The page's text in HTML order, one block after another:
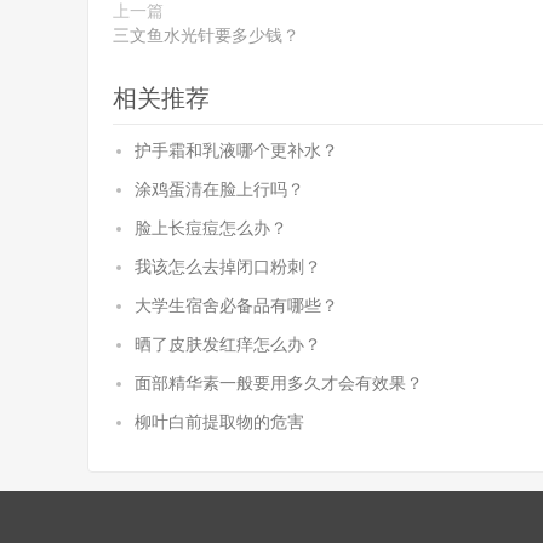
上一篇
三文鱼水光针要多少钱？
相关推荐
护手霜和乳液哪个更补水？
涂鸡蛋清在脸上行吗？
脸上长痘痘怎么办？
我该怎么去掉闭口粉刺？
大学生宿舍必备品有哪些？
晒了皮肤发红痒怎么办？
面部精华素一般要用多久才会有效果？
柳叶白前提取物的危害